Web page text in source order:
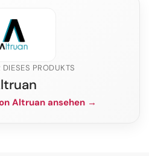
DIESES PRODUKTS
Altruan ansehen →